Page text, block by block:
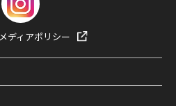
ディアポリシー